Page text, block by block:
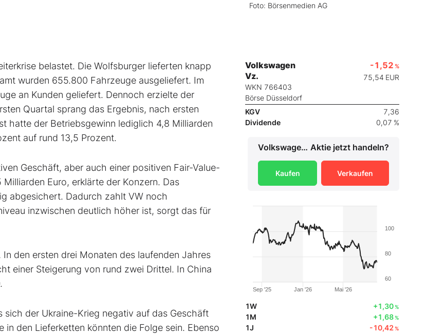
Foto: Börsenmedien AG
belastet. Die Wolfsburger lieferten knapp
wurden 655.800 Fahrzeuge ausgeliefert. Im
an Kunden geliefert. Dennoch erzielte der
Quartal sprang das Ergebnis, nach ersten
hatte der Betriebsgewinn lediglich 4,8 Milliarden
auf rund 13,5 Prozent.
Geschäft, aber auch einer positiven Fair-Value-
Euro, erklärte der Konzern. Das
abgesichert. Dadurch zahlt VW noch
inzwischen deutlich höher ist, sorgt das für
den ersten drei Monaten des laufenden Jahres
einer Steigerung von rund zwei Drittel. In China
sich der Ukraine-Krieg negativ auf das Geschäft
den Lieferketten könnten die Folge sein. Ebenso
Volkswagen
Vz.
WKN 766403
Börse Düsseldorf
-1,52 %
75,54 EUR
KGV
7,36
Dividende
0,07 %
Volkswagen Vz. Aktie jetzt handeln?
Kaufen Verkaufen
Jan '26
Sep '25 Mai '26
60
80
100
1W +1,30%
1M +1,68%
1J -10,42%